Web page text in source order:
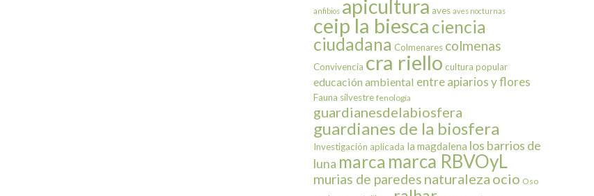
anfibios apicultura aves aves nocturnas
ceip la biesca ciencia
ciudadana Colmenares colmenas
Convivencia cra riello cultura popular
educación ambiental entre apiarios y flores
Fauna silvestre fenología
guardianesdelabiosfera
guardianes de la biosfera
Investigación aplicada la magdalena los barrios de
luna marca marca RBVOyL
murias de paredes naturaleza ocio Oso